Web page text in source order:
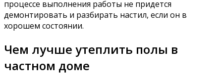
процессе выполнения работы не придется
демонтировать и разбирать настил, если он в
хорошем состоянии.
Чем лучше утеплить полы в
частном доме